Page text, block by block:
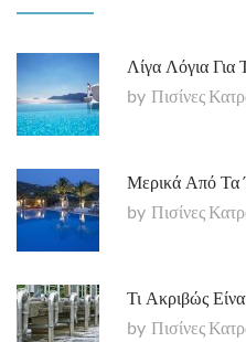
Λίγα Λόγια Για
by Πισίνες
Μερικά Από Τα
by Πισίνες
Τι Ακριβώς
by Πισίνες